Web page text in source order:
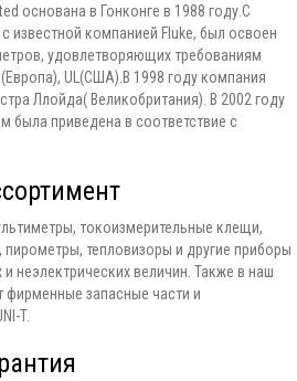
основана в Гонконге в 1988 году.С
известной компанией Fluke, был освоен
удовлетворяющих требованиям
UL(США).В 1998 году компания
Ллойда( Великобритания). В 2002 году
была приведена в соответствие с
токоизмерительные клещи,
тепловизоры и другие приборы
неэлектрических величин. Также в наш
фирменные запасные части и
T.